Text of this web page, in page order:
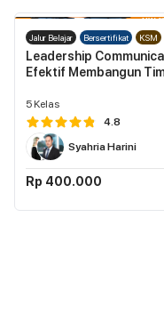
Jalur Belajar Bersertifikat KSM
Leadership
Efektif Membangun
5 Kelas
4.8
Syahria Harini
Rp 400.000